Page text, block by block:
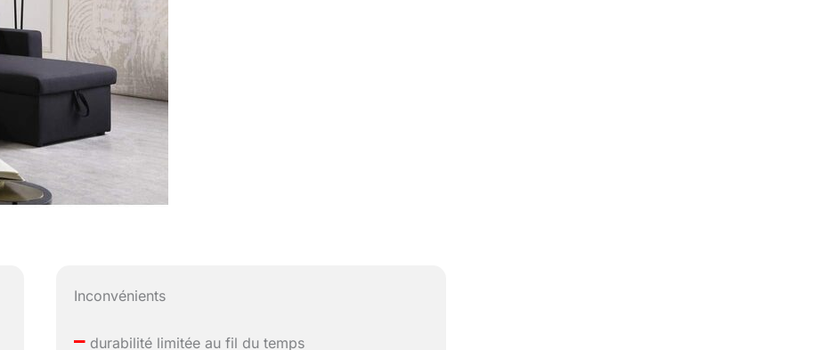
Inconvénients
– durabilité limitée au fil du temps